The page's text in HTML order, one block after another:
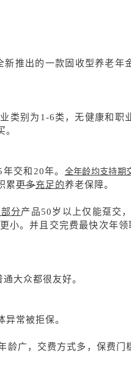
新推出的一款固收型养老年
类别为1-6类，无健康和职
交和20年。 全年龄均支持期
累更多充足的养老保障。
分产品50岁以上仅能趸交，
小。并且交完费最快次年
大众都很友好。
常被拒保。
龄广，交费方式多，保费门